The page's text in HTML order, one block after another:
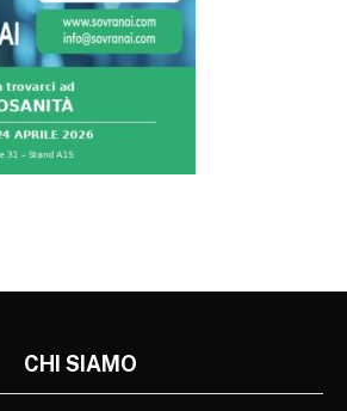
CHI SIAMO